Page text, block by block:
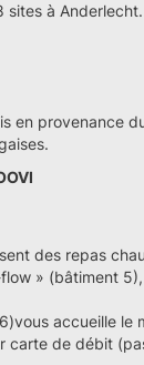
sites à Anderlecht.
en provenance
des repas
» (bâtiment
accueille le
carte de débit